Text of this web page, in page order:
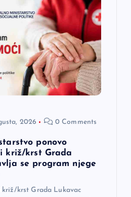
2026 0 Comments
ponovo
križ/krst Grada
se program njege
križ/krst Grada Lukavac